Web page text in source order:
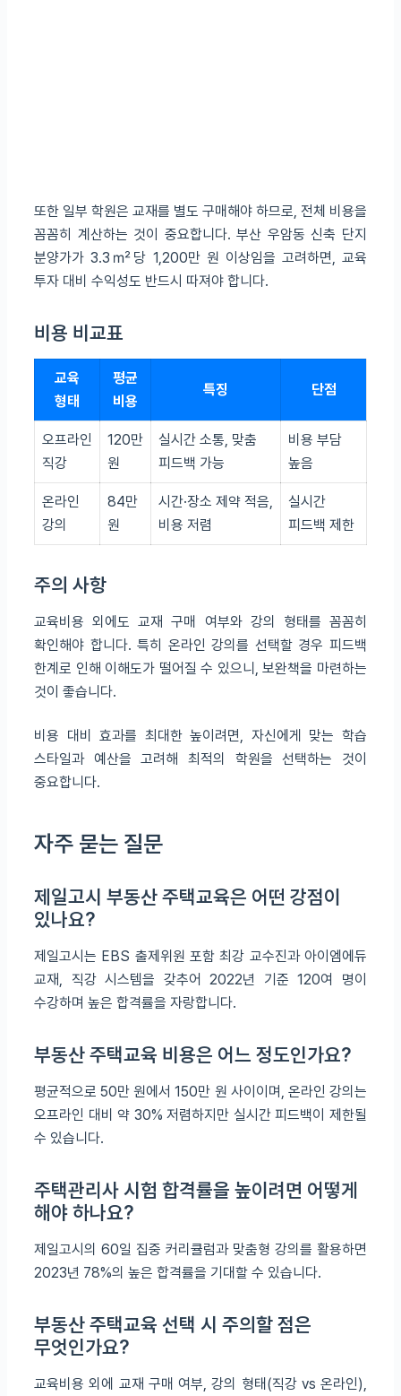
또한 일부 학원은 교재를 별도 구매해야 하므로, 전체 비용을
꼼꼼히 계산하는 것이 중요합니다. 부산 우암동 신축 단지
분양가가 3.3㎡당 1,200만 원 이상임을 고려하면, 교육
투자 대비 수익성도 반드시 따져야 합니다.
비용 비교표
교육
형태
평균
비용
특징 단점
오프라인
직강
120만
원
실시간 소통, 맞춤
피드백 가능
비용 부담
높음
온라인
강의
84만
원
시간·장소 제약 적음,
비용 저렴
실시간
피드백 제한
주의 사항
교육비용 외에도 교재 구매 여부와 강의 형태를 꼼꼼히
확인해야 합니다. 특히 온라인 강의를 선택할 경우 피드백
한계로 인해 이해도가 떨어질 수 있으니, 보완책을 마련하는
것이 좋습니다.
비용 대비 효과를 최대한 높이려면, 자신에게 맞는 학습
스타일과 예산을 고려해 최적의 학원을 선택하는 것이
중요합니다.
자주 묻는 질문
제일고시 부동산 주택교육은 어떤 강점이
있나요?
제일고시는 EBS 출제위원 포함 최강 교수진과 아이엠에듀
교재, 직강 시스템을 갖추어 2022년 기준 120여 명이
수강하며 높은 합격률을 자랑합니다.
부동산 주택교육 비용은 어느 정도인가요?
평균적으로 50만 원에서 150만 원 사이이며, 온라인 강의는
오프라인 대비 약 30% 저렴하지만 실시간 피드백이 제한될
수 있습니다.
주택관리사 시험 합격률을 높이려면 어떻게
해야 하나요?
제일고시의 60일 집중 커리큘럼과 맞춤형 강의를 활용하면
2023년 78%의 높은 합격률을 기대할 수 있습니다.
부동산 주택교육 선택 시 주의할 점은
무엇인가요?
교육비용 외에 교재 구매 여부, 강의 형태(직강 vs 온라인),